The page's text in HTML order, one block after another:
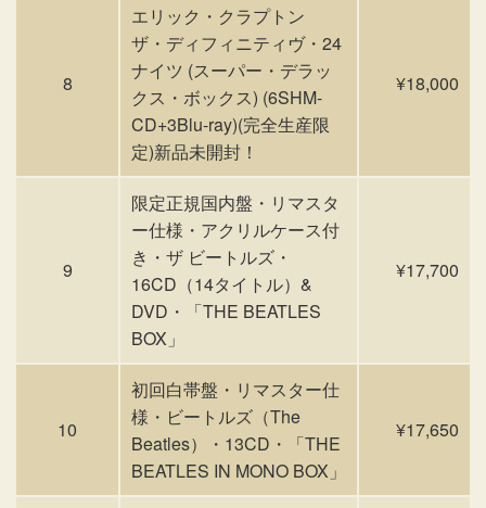
8
エリック・クラプトン
ザ・ディフィニティヴ・24
ナイツ (スーパー・デラッ
クス・ボックス) (6SHM-
CD+3Blu-ray)(完全生産限
定)新品未開封！
¥18,000
9
限定正規国内盤・リマスタ
ー仕様・アクリルケース付
き・ザ ビートルズ・
16CD（14タイトル）&
DVD・「THE BEATLES
BOX」
¥17,700
10
初回白帯盤・リマスター仕
様・ビートルズ（The
Beatles）・13CD・「THE
BEATLES IN MONO BOX」
¥17,650